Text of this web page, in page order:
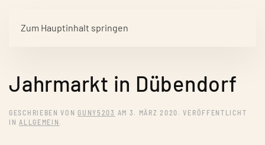
Zum Hauptinhalt springen
Jahrmarkt in Dübendorf
GESCHRIEBEN VONGUNY5203 AM 3. MÄRZ 2020 . VERÖFFENTLICHT
INALLGEMEIN .